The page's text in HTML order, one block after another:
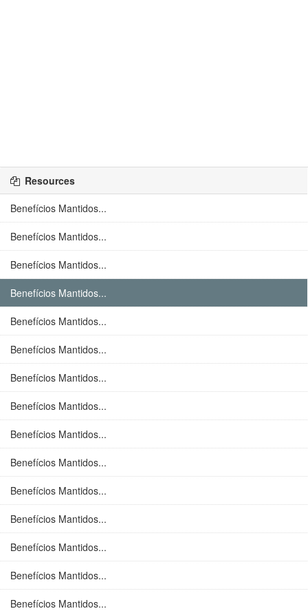
Resources
Benefícios Mantidos...
Benefícios Mantidos...
Benefícios Mantidos...
Benefícios Mantidos...
Benefícios Mantidos...
Benefícios Mantidos...
Benefícios Mantidos...
Benefícios Mantidos...
Benefícios Mantidos...
Benefícios Mantidos...
Benefícios Mantidos...
Benefícios Mantidos...
Benefícios Mantidos...
Benefícios Mantidos...
Benefícios Mantidos...